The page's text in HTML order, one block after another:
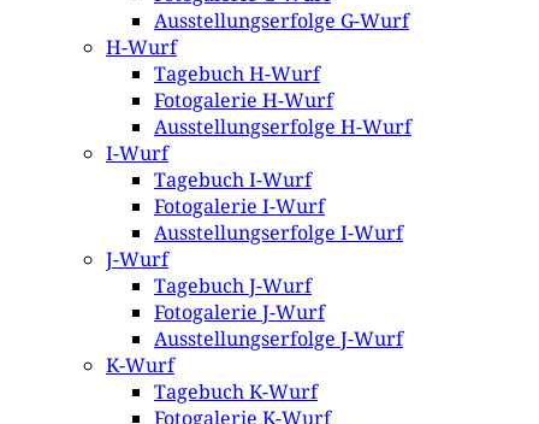
Ausstellungserfolge G-Wurf
H-Wurf
Tagebuch H-Wurf
Fotogalerie H-Wurf
Ausstellungserfolge H-Wurf
I-Wurf
Tagebuch I-Wurf
Fotogalerie I-Wurf
Ausstellungserfolge I-Wurf
J-Wurf
Tagebuch J-Wurf
Fotogalerie J-Wurf
Ausstellungserfolge J-Wurf
K-Wurf
Tagebuch K-Wurf
Fotogalerie K-Wurf